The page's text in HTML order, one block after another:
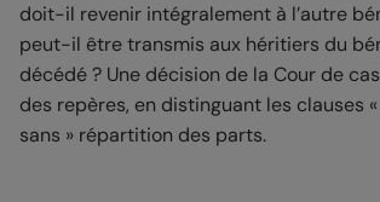
doit-il revenir intégralement à l’autre
peut-il être transmis aux héritiers du
décédé ? Une décision de la Cour de
des repères, en distinguant les clauses «
sans » répartition des parts.